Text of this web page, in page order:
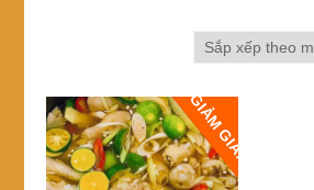
GIẢM GIÁ!